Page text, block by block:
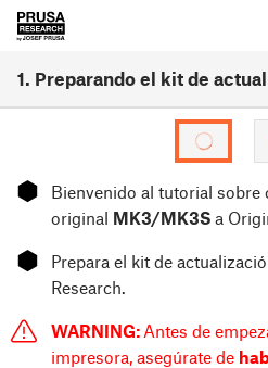
1. Preparando el kit de
⬢
Bienvenido al tutorial sobre
original MK3/MK3S a
⬢
Prepara el kit de
Research.
WARNING: Antes de
impresora, asegúrate de